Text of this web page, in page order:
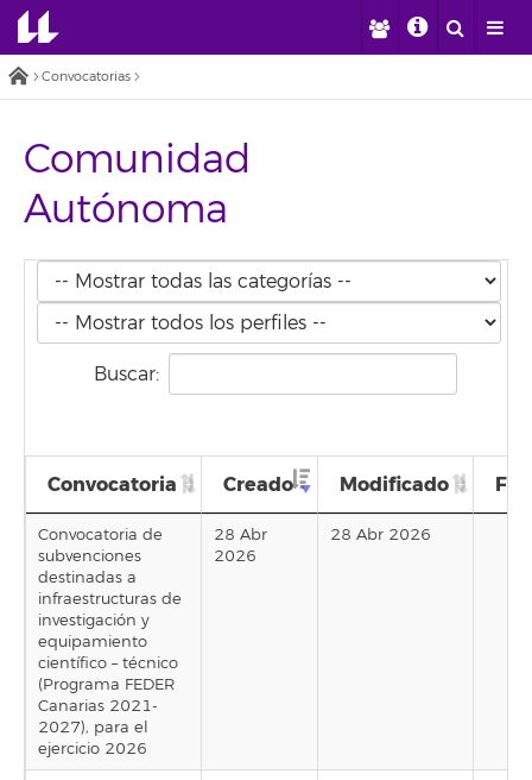
Convocatorias
Comunidad
Autónoma
Buscar:
Convocatoria Creado Modificado Fin
Convocatoria de
subvenciones
destinadas a
infraestructuras de
investigación y
equipamiento
científico – técnico
(Programa FEDER
Canarias 2021-
2027), para el
ejercicio 2026
28 Abr
2026
28 Abr 2026